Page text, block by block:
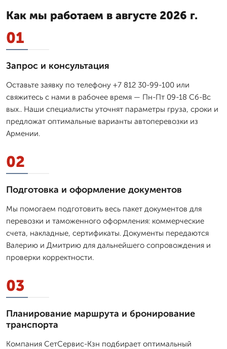
Как мы работаем в августе 2026 г.
01
Запрос и консультация
Оставьте заявку по телефону +7 812 30-99-100 или
свяжитесь с нами в рабочее время — Пн-Пт 09-18 Сб-Вс
вых.. Наши специалисты уточнят параметры груза, сроки и
предложат оптимальные варианты автоперевозки из
Армении.
02
Подготовка и оформление документов
Мы помогаем подготовить весь пакет документов для
перевозки и таможенного оформления: коммерческие
счета, накладные, сертификаты. Документы передаются
Валерию и Дмитрию для дальнейшего сопровождения и
проверки корректности.
03
Планирование маршрута и бронирование
транспорта
Компания СетСервис-Кзн подбирает оптимальный